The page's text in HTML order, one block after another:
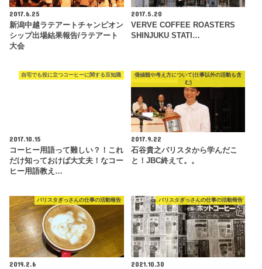
2017.6.25
新潟中越ラテアートチャンピオン
シップ出場結果報告/ラテアート
大会
2017.5.20
VERVE COFFEE ROASTERS
SHINJUKU STATI…
自宅でも役に立つコーヒーに関する豆知識
2017.10.15
コーヒー用語って難しい？！これ
だけ知っておけば大丈夫！なコー
ヒー用語教え…
価値観や考え方について(仕事以外の活動も含
む)
2017.9.22
石谷貴之バリスタから学んだこ
と！JBC終えて。。
バリスタぎっさんの仕事の活動報告
2019.2.6
バリスタぎっさんの仕事の活動報告
2021.10.30